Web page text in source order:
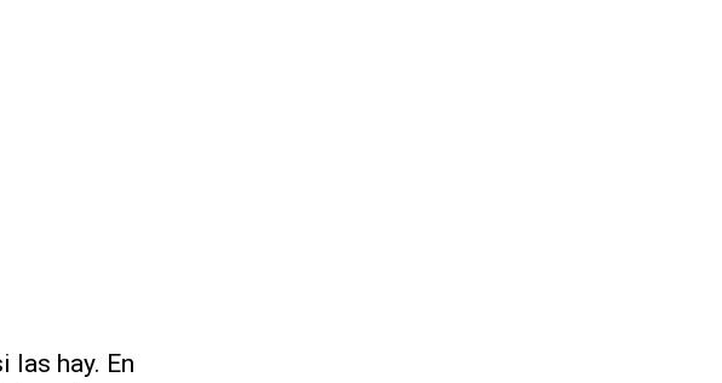
las hay. En